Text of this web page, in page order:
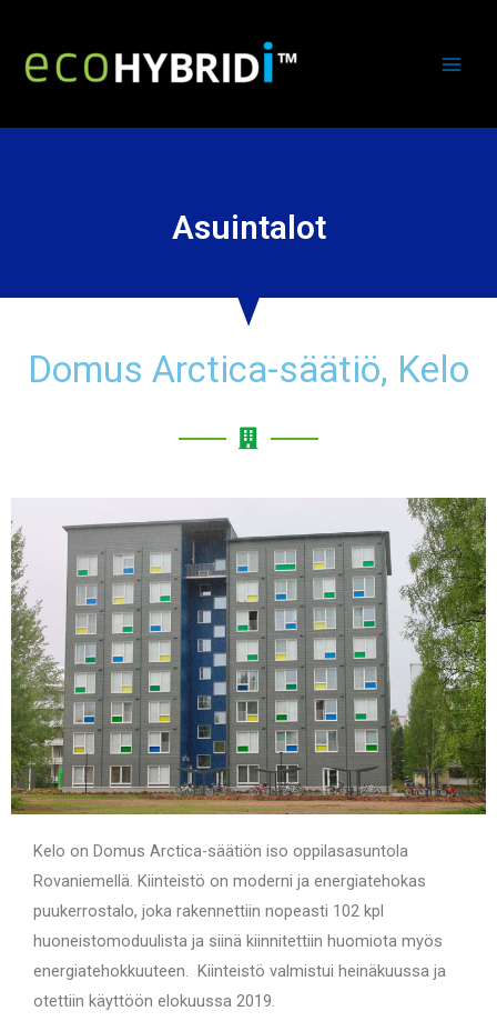
Asuintalot
Domus Arctica-säätiö, Kelo
Kelo on Domus Arctica-säätiön iso oppilasasuntola
Rovaniemellä. Kiinteistö on moderni ja energiatehokas
puukerrostalo, joka rakennettiin nopeasti 102 kpl
huoneistomoduulista ja siinä kiinnitettiin huomiota myös
energiatehokkuuteen. Kiinteistö valmistui heinäkuussa ja
otettiin käyttöön elokuussa 2019.